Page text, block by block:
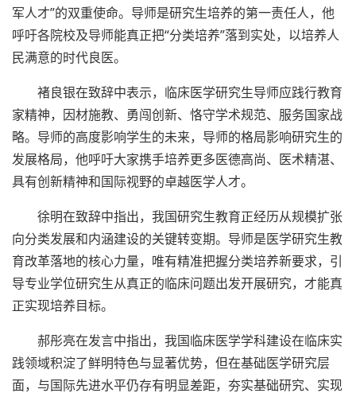
军人才”的双重使命。导师是研究生培养的第一责任人，他
呼吁各院校及导师能真正把“分类培养”落到实处，以培养人
民满意的时代良医。
褚良银在致辞中表示，临床医学研究生导师应践行教育
家精神，因材施教、勇闯创新、恪守学术规范、服务国家战
略。导师的高度影响学生的未来，导师的格局影响研究生的
发展格局，他呼吁大家携手培养更多医德高尚、医术精湛、
具有创新精神和国际视野的卓越医学人才。
徐明在致辞中指出，我国研究生教育正经历从规模扩张
向分类发展和内涵建设的关键转变期。导师是医学研究生教
育改革落地的核心力量，唯有精准把握分类培养新要求，引
导专业学位研究生从真正的临床问题出发开展研究，才能真
正实现培养目标。
郝彤亮在发言中指出，我国临床医学学科建设在临床实
践领域积淀了鲜明特色与显著优势，但在基础医学研究层
面，与国际先进水平仍存有明显差距，夯实基础研究、实现